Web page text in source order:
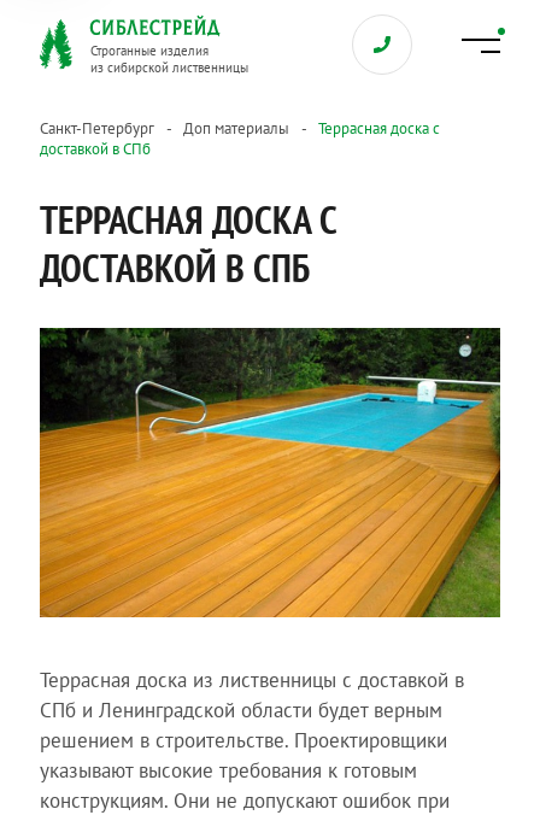
Строганные изделия
из сибирской лиственницы
Санкт-Петербург Доп материалы
Террасная доска с
доставкой в СПб
ТЕРРАСНАЯ ДОСКА С
ДОСТАВКОЙ В СПБ
Террасная доска из лиственницы с доставкой в
СПб и Ленинградской области будет верным
решением в строительстве. Проектировщики
указывают высокие требования к готовым
конструкциям. Они не допускают ошибок при